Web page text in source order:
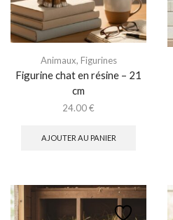
Animaux, Figurines
Figurine chat en résine – 21
cm
24.00€
AJOUTER AU PANIER